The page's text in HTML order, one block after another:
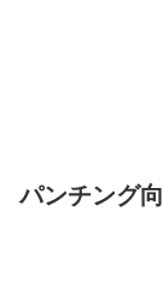
パンチング